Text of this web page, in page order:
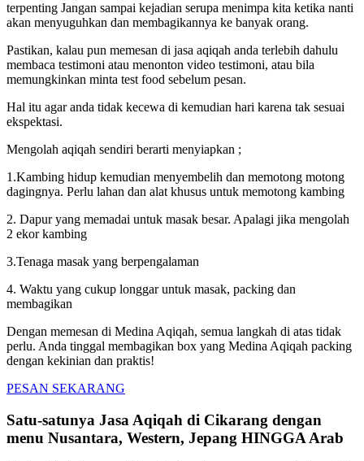
terpenting Jangan sampai kejadian serupa menimpa kita ketika nanti
akan menyuguhkan dan membagikannya ke banyak orang.
Pastikan, kalau pun memesan di jasa aqiqah anda terlebih dahulu
membaca testimoni atau menonton video testimoni, atau bila
memungkinkan minta test food sebelum pesan.
Hal itu agar anda tidak kecewa di kemudian hari karena tak sesuai
ekspektasi.
Mengolah aqiqah sendiri berarti menyiapkan ;
1.Kambing hidup kemudian menyembelih dan memotong motong
dagingnya. Perlu lahan dan alat khusus untuk memotong kambing
2. Dapur yang memadai untuk masak besar. Apalagi jika mengolah
2 ekor kambing
3.Tenaga masak yang berpengalaman
4. Waktu yang cukup longgar untuk masak, packing dan
membagikan
Dengan memesan di Medina Aqiqah, semua langkah di atas tidak
perlu. Anda tinggal membagikan box yang Medina Aqiqah packing
dengan kekinian dan praktis!
PESAN SEKARANG
Satu-satunya Jasa Aqiqah di Cikarang dengan
menu Nusantara, Western, Jepang HINGGA Arab